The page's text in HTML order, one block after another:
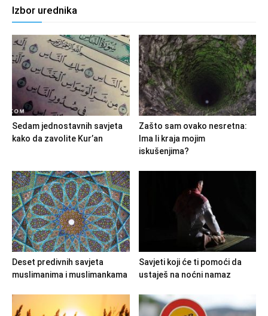
Izbor urednika
Sedam jednostavnih savjeta
kako da zavolite Kur’an
Zašto sam ovako nesretna:
Ima li kraja mojim
iskušenjima?
Deset predivnih savjeta
muslimanima i muslimankama
Savjeti koji će ti pomoći da
ustaješ na noćni namaz